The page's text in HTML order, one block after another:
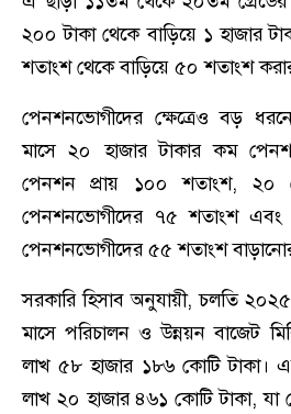
২০০ টাকা থেকে বাড়িয়ে ১ হাজার
শতাংশ থেকে বাড়িয়ে ৫০ শতাংশ
পেনশনভোগীদের ক্ষেত্রেও বড়
মাসে ২০ হাজার টাকার কম
পেনশন প্রায় ১০০ শতাংশ, ২০
পেনশনভোগীদের ৭৫ শতাংশ এবং
পেনশনভোগীদের ৫৫ শতাংশ
সরকারি হিসাব অনুযায়ী, চলতি
মাসে পরিচালন ও উন্নয়ন বাজেট
লাখ ৫৮ হাজার ১৮৬ কোটি টাকা।
লাখ ২০ হাজার ৪৬১ কোটি টাকা,